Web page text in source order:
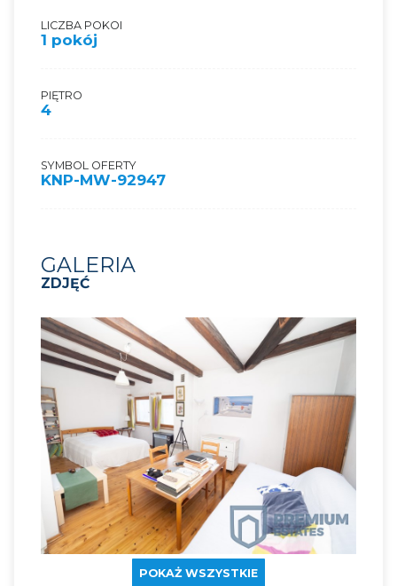
LICZBA POKOI
1 pokój
PIĘTRO
4
SYMBOL OFERTY
KNP-MW-92947
GALERIA
ZDJĘĆ
POKAŻ WSZYSTKIE